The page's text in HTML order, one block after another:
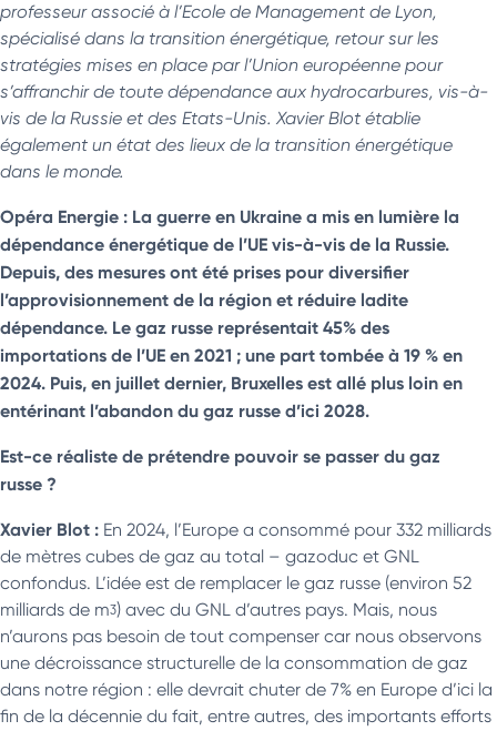
professeur associé à l’Ecole de Management de Lyon,
spécialisé dans la transition énergétique, retour sur les
stratégies mises en place par l’Union européenne pour
s’affranchir de toute dépendance aux hydrocarbures, vis-à-
vis de la Russie et des Etats-Unis. Xavier Blot établie
également un état des lieux de la transition énergétique
dans le monde.
Opéra Energie : La guerre en Ukraine a mis en lumière la
dépendance énergétique de l’UE vis-à-vis de la Russie.
Depuis, des mesures ont été prises pour diversifier
l’approvisionnement de la région et réduire ladite
dépendance. Le gaz russe représentait 45% des
importations de l’UE en 2021 ; une part tombée à 19 % en
2024. Puis, en juillet dernier, Bruxelles est allé plus loin en
entérinant l’abandon du gaz russe d’ici 2028.
Est-ce réaliste de prétendre pouvoir se passer du gaz
russe ?
Xavier Blot : En 2024, l’Europe a consommé pour 332 milliards
de mètres cubes de gaz au total – gazoduc et GNL
confondus. L’idée est de remplacer le gaz russe (environ 52
milliards de mᶾ) avec du GNL d’autres pays. Mais, nous
n’aurons pas besoin de tout compenser car nous observons
une décroissance structurelle de la consommation de gaz
dans notre région : elle devrait chuter de 7% en Europe d’ici la
fin de la décennie du fait, entre autres, des importants efforts